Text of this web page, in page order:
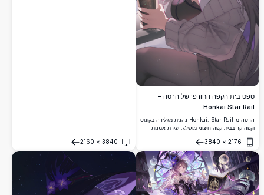
טפט בית הקפה החורפי של הרטה –
Honkai Star Rail
הרטה מ-Honkai: Star Rail נהנית מגלידה בקונוס
וקפה קר בבית קפה חיצוני מושלג. יצירת אמנות
כובע המכשפה האייקוני שלה ותלבושת אלגנטית עם
כתפיים חשופות.
2176
×
3840
פתח
3840
×
2160
פתח